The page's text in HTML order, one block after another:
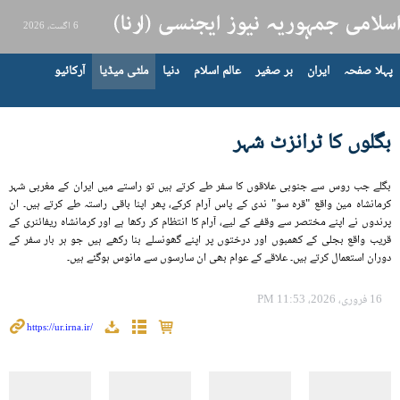
6 اگست، 2026
پہلا صفحہ ایران بر صغیر عالم اسلام دنیا ملٹی میڈیا آرکائیو
بگلوں کا ٹرانزٹ شہر
بگلے جب روس سے جنوبی علاقوں کا سفر طے کرتے ہیں تو راستے میں ایران کے مغربی شہر
کرمانشاہ مین واقع "قرہ سو" ندی کے پاس آرام کرکے، پھر اپنا باقی راستہ طے کرتے ہیں۔ ان
پرندوں نے اپنے مختصر سے وقفے کے لیے، آرام کا انتظام کر رکھا ہے اور کرمانشاہ ریفائنری کے
قریب واقع بجلی کے کھمبوں اور درختوں پر اپنے گھونسلے بنا رکھے ہیں جو ہر بار سفر کے
دوران استعمال کرتے ہیں۔ علاقے کے عوام بھی ان سارسوں سے مانوس ہوگئے ہیں۔
16 فروری، 2026، 11:53 PM